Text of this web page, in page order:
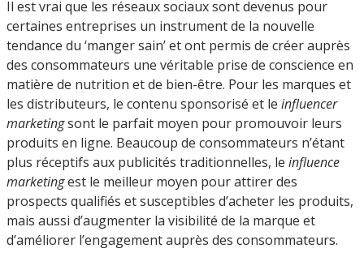
Il est vrai que les réseaux sociaux sont devenus pour
certaines entreprises un instrument de la nouvelle
tendance du ‘manger sain’ et ont permis de créer auprès
des consommateurs une véritable prise de conscience en
matière de nutrition et de bien-être. Pour les marques et
les distributeurs, le contenu sponsorisé et le influencer
marketingsont le parfait moyen pour promouvoir leurs
produits en ligne. Beaucoup de consommateurs n’étant
plus réceptifs aux publicités traditionnelles, le influence
marketingest le meilleur moyen pour attirer des
prospects qualifiés et susceptibles d’acheter les produits,
mais aussi d’augmenter la visibilité de la marque et
d’améliorer l’engagement auprès des consommateurs.